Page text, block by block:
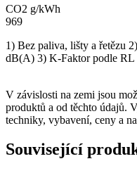
CO2 g/kWh
969
1) Bez paliva, lišty a řetězu
dB(A) 3) K-Faktor podle RL
V závislosti na zemi jsou
produktů a od těchto údajů.
techniky, vybavení, ceny a
Související